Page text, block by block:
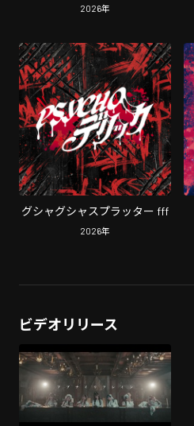
2026年
グシャグシャスプラッター fff
2026年
ビデオリリース